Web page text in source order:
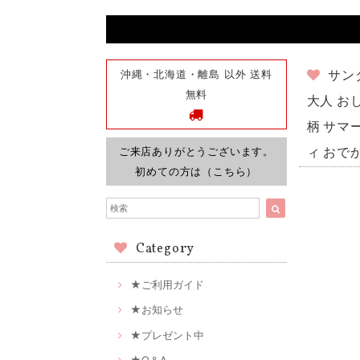
沖縄・北海道・離島 以外 送料
無料
ご来店ありがとうございます。
初めての方は（こちら）
Category
★ご利用ガイド
★お知らせ
★プレゼント中
サン
大人 お
柄 サマ
ィ おで